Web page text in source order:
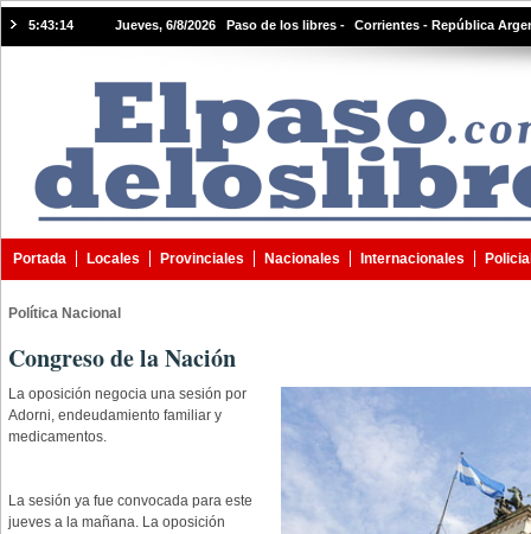
5:43:15 Jueves, 6/8/2026 Paso de los libres - Corrientes - República
Portada Locales Provinciales Nacionales Internacionales
Política Nacional
Congreso de la Nación
La oposición negocia una sesión por
Adorni, endeudamiento familiar y
medicamentos.
La sesión ya fue convocada para este
jueves a la mañana. La oposición